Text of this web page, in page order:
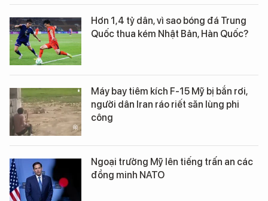
Hơn 1,4 tỷ dân, vì sao bóng đá Trung
Quốc thua kém Nhật Bản, Hàn Quốc?
Máy bay tiêm kích F-15 Mỹ bị bắn rơi,
người dân Iran ráo riết săn lùng phi
công
Ngoại trưởng Mỹ lên tiếng trấn an các
đồng minh NATO